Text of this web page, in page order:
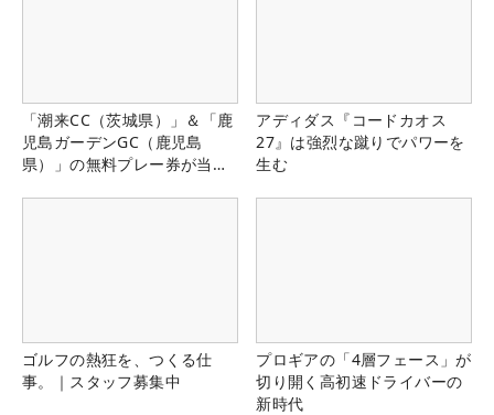
「潮来CC（茨城県）」＆「鹿
児島ガーデンGC（鹿児島
県）」の無料プレー券が当た
アディダス『コードカオス
27』は強烈な蹴りでパワーを
生む
ゴルフの熱狂を、つくる仕
事。｜スタッフ募集中
プロギアの「4層フェース」が
切り開く高初速ドライバーの
新時代